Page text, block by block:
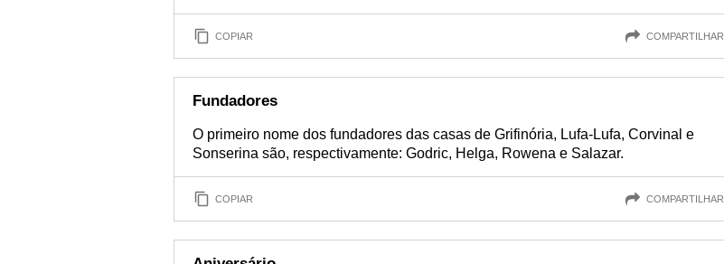
COPIAR COMPARTILHAR
Fundadores
O primeiro nome dos fundadores das casas de Grifinória, Lufa-Lufa, Corvinal e
Sonserina são, respectivamente: Godric, Helga, Rowena e Salazar.
COPIAR COMPARTILHAR